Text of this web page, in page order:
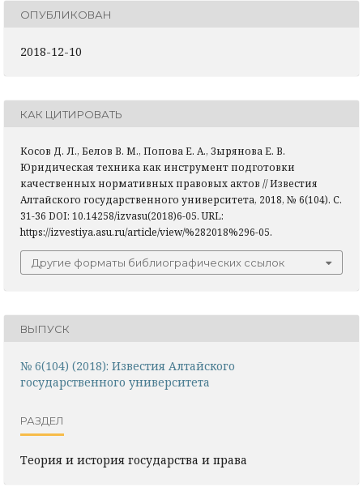
ОПУБЛИКОВАН
2018-12-10
КАК ЦИТИРОВАТЬ
Косов Д. Л., Белов В. М., Попова Е. А., Зырянова Е. В.
Юридическая техника как инструмент подготовки
качественных нормативных правовых актов // Известия
Алтайского государственного университета, 2018, № 6(104). С.
31-36 DOI: 10.14258/izvasu(2018)6-05. URL:
https://izvestiya.asu.ru/article/view/%282018%296-05.
Другие форматы библиографических ссылок
ВЫПУСК
№ 6(104) (2018): Известия Алтайского
государственного университета
РАЗДЕЛ
Теория и история государства и права